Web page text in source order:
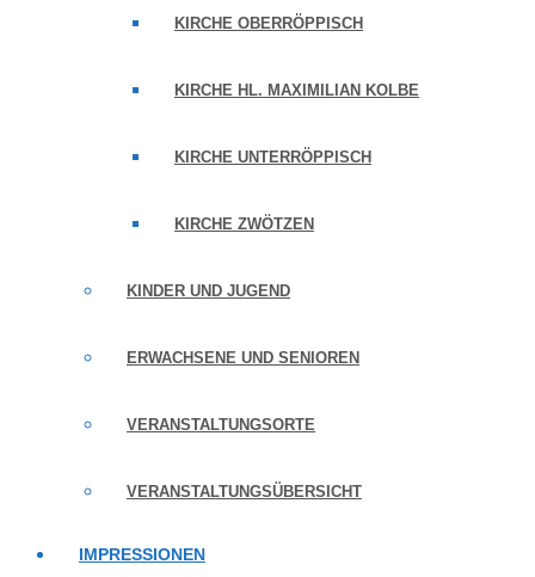
KIRCHE OBERRÖPPISCH
KIRCHE HL. MAXIMILIAN KOLBE
KIRCHE UNTERRÖPPISCH
KIRCHE ZWÖTZEN
KINDER UND JUGEND
ERWACHSENE UND SENIOREN
VERANSTALTUNGSORTE
VERANSTALTUNGSÜBERSICHT
IMPRESSIONEN